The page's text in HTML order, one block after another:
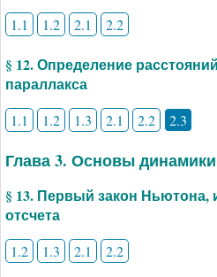
1.1 1.2 2.1 2.2
§ 12. Определение
параллакса
1.1 1.2 1.3 2.1 2.2 2.3
Глава 3. Основы динамики
§ 13. Первый закон
отсчета
1.2 1.3 2.1 2.2